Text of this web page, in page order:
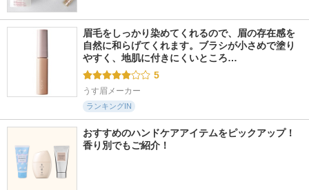
眉毛をしっかり染めてくれるので、眉の存在感を
自然に和らげてくれます。ブラシが小さめで塗り
やすく、地肌に付きにくいところ…
5
うす眉メーカー
ランキングIN
おすすめのハンドケアアイテムをピックアップ！
香り別でもご紹介！